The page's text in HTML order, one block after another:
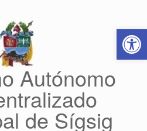
Abrir
Autónomo
de Sígsig